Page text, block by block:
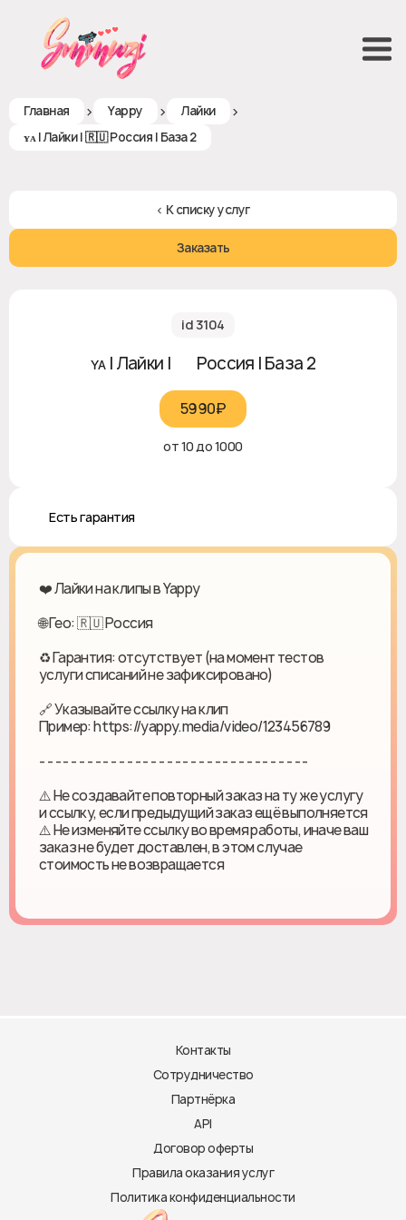
Главная > Yappy > Лайки >
ʏᴀ | Лайки | 🇷🇺 Россия | База 2
< К списку услуг
Заказать
id 3104
ʏᴀ | Лайки | 🇷🇺 Россия | База 2
5990₽‎
от 10 до 1000
♻️ Есть гарантия
❤️ Лайки на клипы в Yappy
🌐 Гео: 🇷🇺 Россия
♻ Гарантия: отсутствует (на момент тестов
услуги списаний не зафиксировано)
🔗 Указывайте ссылку на клип
Пример: https://yappy.media/video/123456789
- - - - - - - - - - - - - - - - - - - - - - - - - - - - - - - - - -
⚠️ Не создавайте повторный заказ на ту же услугу
и ссылку, если предыдущий заказ ещё выполняется
⚠️ Не изменяйте ссылку во время работы, иначе ваш
заказ не будет доставлен, в этом случае
стоимость не возвращается
Контакты
Сотрудничество
Партнёрка
API
Договор оферты
Правила оказания услуг
Политика конфиденциальности